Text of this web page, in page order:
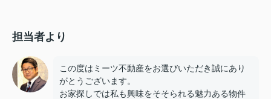
担当者より
この度はミーツ不動産をお選びいただき誠にあり
がとうございます。
お家探しでは私も興味をそそられる魅力ある物件